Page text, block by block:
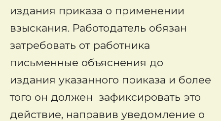
издания приказа о применении
взыскания. Работодатель обязан
затребовать от работника
письменные объяснения до
издания указанного приказа и более
того он должен зафиксировать это
действие, направив уведомление о